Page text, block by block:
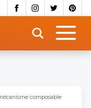
composable